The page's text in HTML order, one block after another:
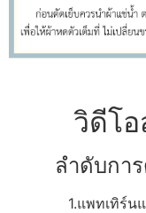
วิดีโ
ลำดับกา
1.แพทเทิร์น